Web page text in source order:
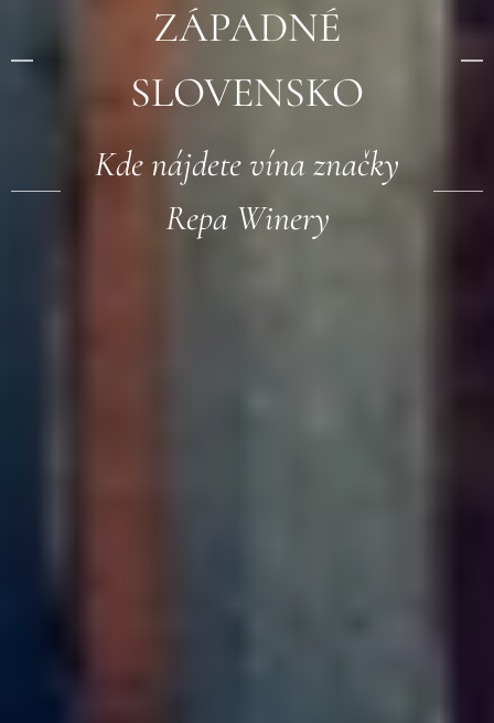
ZÁPADNÉ
SLOVENSKO
Kde nájdete vína značky
Repa Winery